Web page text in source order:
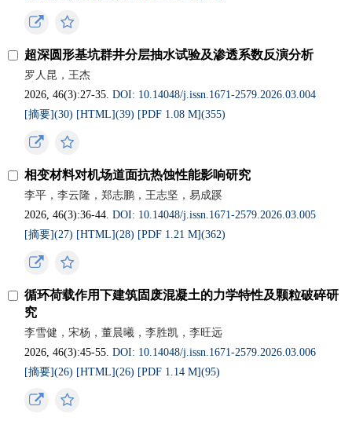
超深圆形基坑群井分层抽水试验及渗透系数反演分析
罗人昆，王杰
2026, 46(3):27-35.DOI: 10.14048/j.issn.1671-2579.2026.03.004
[摘要](30) [HTML](39) [PDF 1.08 M](355)
相变材料对机场道面抗热蚀性能影响研究
李平，李云隆，郑志鹏，王志坚，易成蹊
2026, 46(3):36-44.DOI: 10.14048/j.issn.1671-2579.2026.03.005
[摘要](27) [HTML](28) [PDF 1.21 M](362)
循环荷载作用下建筑固废混凝土的力学特性及颗粒破碎研
究
李雪健，宋杨，董晨曦，李胜凯，李旺远
2026, 46(3):45-55.DOI: 10.14048/j.issn.1671-2579.2026.03.006
[摘要](26) [HTML](26) [PDF 1.14 M](95)